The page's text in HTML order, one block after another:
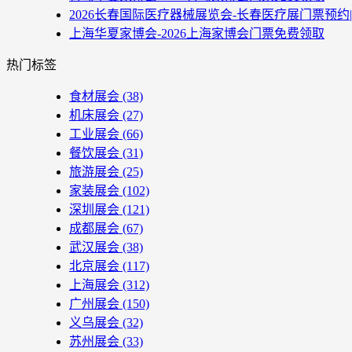
2026长春国际医疗器械展览会-长春医疗展门票预
上海华夏家博会-2026上海家博会门票免费领取
热门标签
食材展会 (38)
机床展会 (27)
工业展会 (66)
餐饮展会 (31)
旅游展会 (25)
家装展会 (102)
深圳展会 (121)
成都展会 (67)
武汉展会 (38)
北京展会 (117)
上海展会 (312)
广州展会 (150)
义乌展会 (32)
苏州展会 (33)